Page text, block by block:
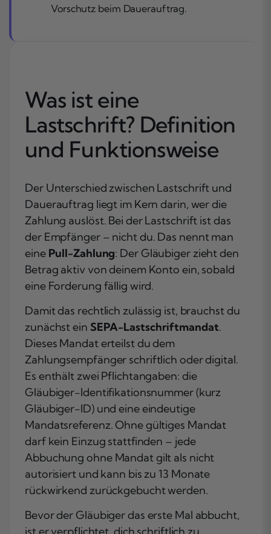
Vorschutz beim Dauerauftrag.
Was ist eine
Lastschrift? Definition
und Funktionsweise
Der Unterschied zwischen Lastschrift und
Dauerauftrag liegt im Kern darin, wer die
Zahlung auslöst. Bei der Lastschrift ist das
der Empfänger – nicht du. Das nennt man
eine Pull-Zahlung: Der Gläubiger zieht den
Betrag aktiv von deinem Konto ein, sobald
eine Forderung fällig wird.
Damit das rechtlich zulässig ist, brauchst du
zunächst ein SEPA-Lastschriftmandat.
Dieses Mandat erteilst du dem
Zahlungsempfänger schriftlich oder digital.
Es enthält zwei Pflichtangaben: die
Gläubiger-Identifikationsnummer (kurz
Gläubiger-ID) und eine eindeutige
Mandatsreferenz. Ohne gültiges Mandat
darf kein Einzug stattfinden – jede
Abbuchung ohne Mandat gilt als nicht
autorisiert und kann bis zu 13 Monate
rückwirkend zurückgebucht werden.
Bevor der Gläubiger das erste Mal abbucht,